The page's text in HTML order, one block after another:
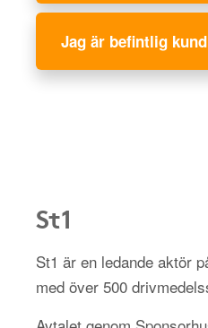
Jag är befintlig kund
St1
St1 är en ledande aktör
med över 500